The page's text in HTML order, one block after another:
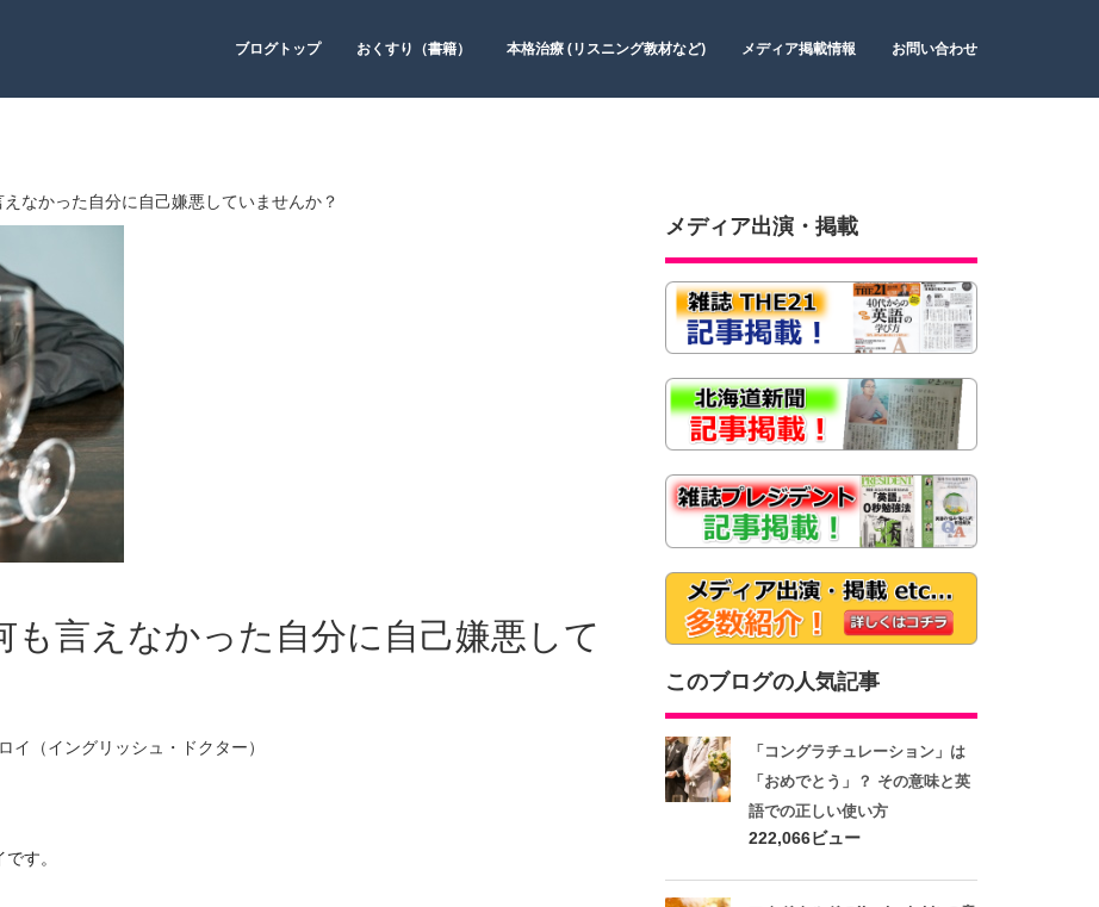
ブログトップ おくすり（書籍） 本格治療 (リスニング教材など) メディア掲載情報 お問い合わせ
なかった自分に自己嫌悪していませんか？
も言えなかった自分に自己嫌悪して
イ（イングリッシュ・ドクター）
す。
メディア出演・掲載
このブログの人気記事
「コングラチュレーション」は
「おめでとう」？ その意味と英
語での正しい使い方
222,066ビュー